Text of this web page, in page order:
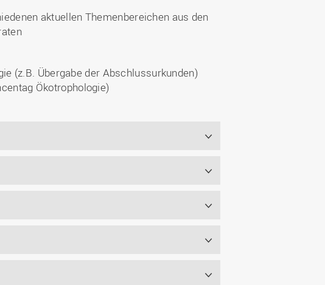
aktuellen Themenbereichen aus den
(z.B. Übergabe der Abschlussurkunden)
Ökotrophologie)